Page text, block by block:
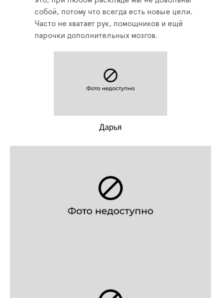
собой, потому что всегда есть новые цели.
Часто не хватает рук, помощников и ещё
парочки дополнительных мозгов.
Дарья